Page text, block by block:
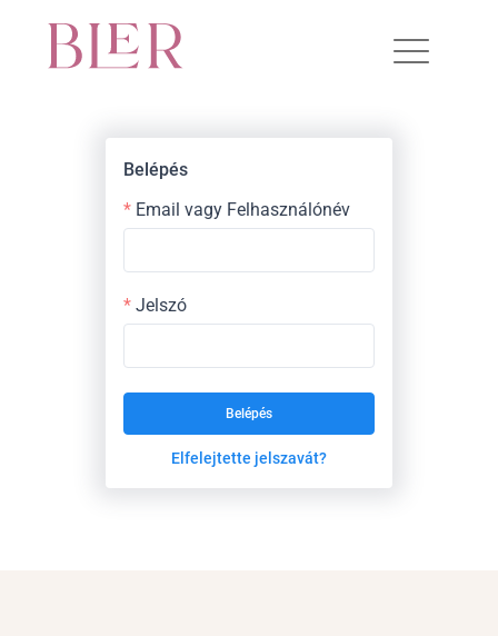
Belépés
Email vagy Felhasználónév
Jelszó
Belépés
Elfelejtette jelszavát?